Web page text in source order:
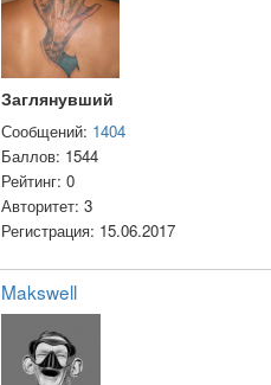
Заглянувший
Сообщений: 1404
Баллов: 1544
Рейтинг: 0
Авторитет: 3
Регистрация: 15.06.2017
Makswell